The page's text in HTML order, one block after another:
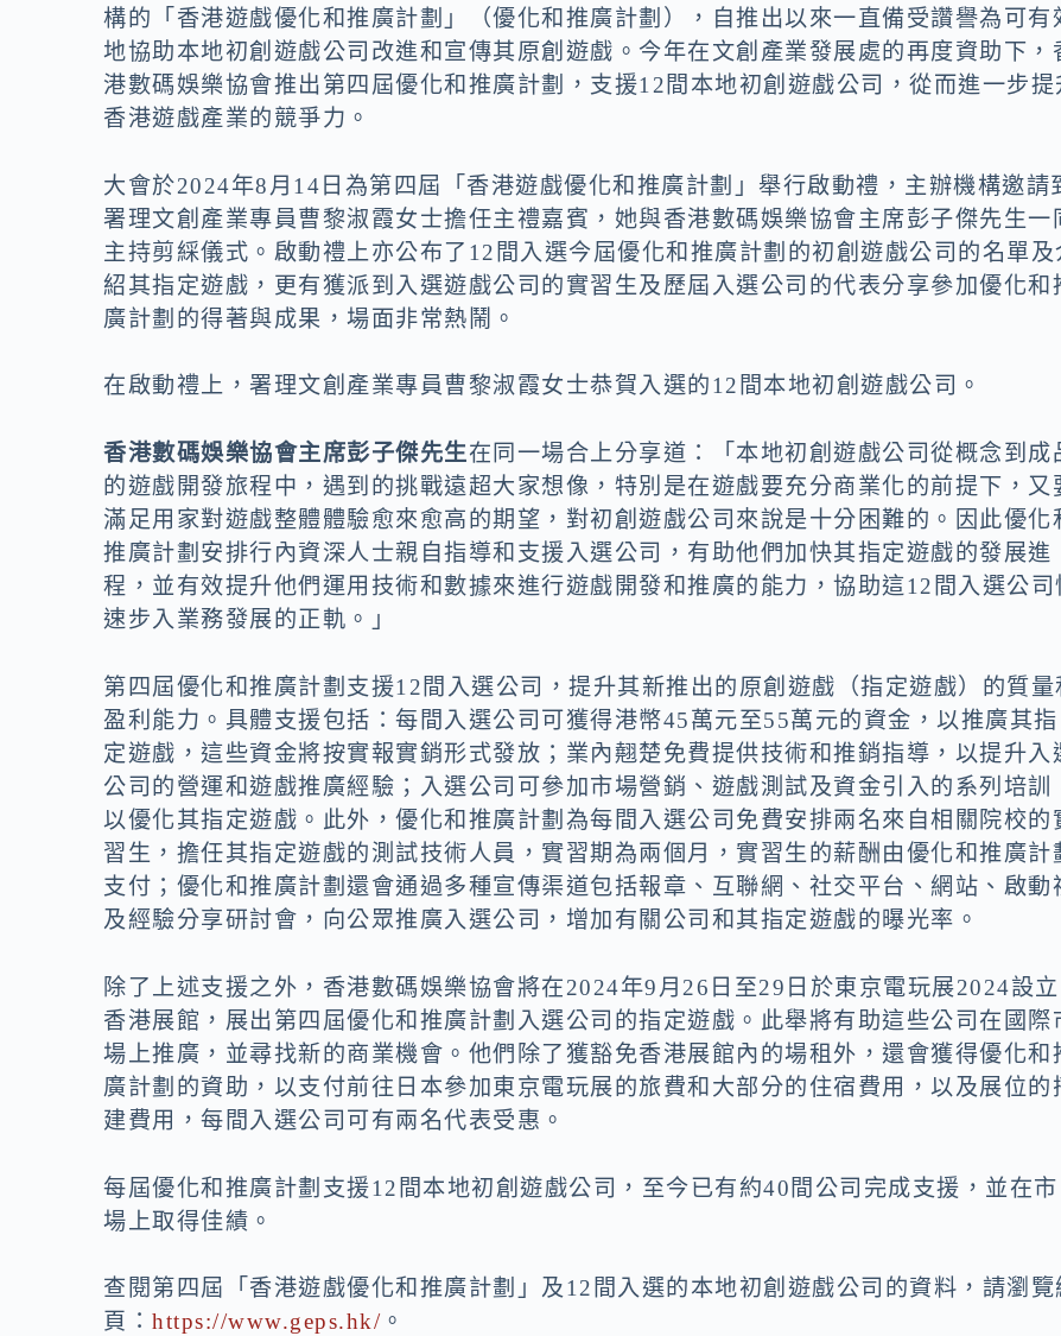
o
k
n
k
構的「香港遊戲優化和推廣計劃」（優化和推廣計劃），自推出以來一直備受讚譽為可有
地協助本地初創遊戲公司改進和宣傳其原創遊戲。今年在文創產業發展處的再度資助下，
港數碼娛樂協會推出第四屆優化和推廣計劃，支援12間本地初創遊戲公司，從而進一步提
香港遊戲產業的競爭力。
大會於2024年8月14日為第四屆「香港遊戲優化和推廣計劃」舉行啟動禮，主辦機構邀請
署理文創產業專員曹黎淑霞女士擔任主禮嘉賓，她與香港數碼娛樂協會主席彭子傑先生一
主持剪綵儀式。啟動禮上亦公布了12間入選今屆優化和推廣計劃的初創遊戲公司的名單及
紹其指定遊戲，更有獲派到入選遊戲公司的實習生及歷屆入選公司的代表分享參加優化和
廣計劃的得著與成果，場面非常熱鬧。
在啟動禮上，署理文創產業專員曹黎淑霞女士恭賀入選的12間本地初創遊戲公司。
香港數碼娛樂協會主席彭子傑先生在同一場合上分享道：「本地初創遊戲公司從概念到成
的遊戲開發旅程中，遇到的挑戰遠超大家想像，特別是在遊戲要充分商業化的前提下，又
滿足用家對遊戲整體體驗愈來愈高的期望，對初創遊戲公司來說是十分困難的。因此優化
推廣計劃安排行內資深人士親自指導和支援入選公司，有助他們加快其指定遊戲的發展進
程，並有效提升他們運用技術和數據來進行遊戲開發和推廣的能力，協助這12間入選公司
速步入業務發展的正軌。」
第四屆優化和推廣計劃支援12間入選公司，提升其新推出的原創遊戲（指定遊戲）的質量
盈利能力。具體支援包括：每間入選公司可獲得港幣45萬元至55萬元的資金，以推廣其指
定遊戲，這些資金將按實報實銷形式發放；業內翹楚免費提供技術和推銷指導，以提升入
公司的營運和遊戲推廣經驗；入選公司可參加市場營銷、遊戲測試及資金引入的系列培訓
以優化其指定遊戲。此外，優化和推廣計劃為每間入選公司免費安排兩名來自相關院校的
習生，擔任其指定遊戲的測試技術人員，實習期為兩個月，實習生的薪酬由優化和推廣計
支付；優化和推廣計劃還會通過多種宣傳渠道包括報章、互聯網、社交平台、網站、啟動
及經驗分享研討會，向公眾推廣入選公司，增加有關公司和其指定遊戲的曝光率。
除了上述支援之外，香港數碼娛樂協會將在2024年9月26日至29日於東京電玩展2024設立
香港展館，展出第四屆優化和推廣計劃入選公司的指定遊戲。此舉將有助這些公司在國際
場上推廣，並尋找新的商業機會。他們除了獲豁免香港展館內的場租外，還會獲得優化和
廣計劃的資助，以支付前往日本參加東京電玩展的旅費和大部分的住宿費用，以及展位的
建費用，每間入選公司可有兩名代表受惠。
每屆優化和推廣計劃支援12間本地初創遊戲公司，至今已有約40間公司完成支援，並在市
場上取得佳績。
查閱第四屆「香港遊戲優化和推廣計劃」及12間入選的本地初創遊戲公司的資料，請瀏覽
頁：https://www.geps.hk/ 。